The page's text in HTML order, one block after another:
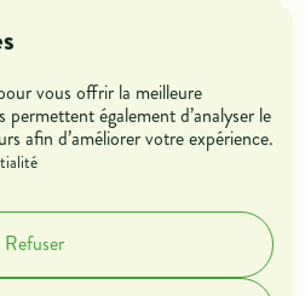
l'association
vous offrir la meilleure
également d’analyser le
afin d’améliorer votre expérience.
Refuser